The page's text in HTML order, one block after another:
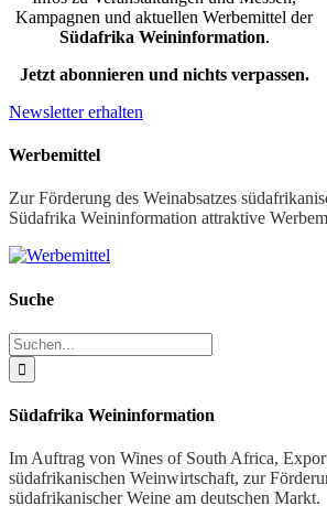
Kampagnen und aktuellen Werbemittel der
Südafrika Weininformation.
Jetzt abonnieren und nichts verpassen.
Newsletter erhalten
Werbemittel
Zur Förderung des Weinabsatzes
Südafrika Weininformation attraktive
Suche
Suche
nach:
Südafrika Weininformation
Im Auftrag von Wines of South Africa,
südafrikanischen Weinwirtschaft, zur
südafrikanischer Weine am deutschen Markt.